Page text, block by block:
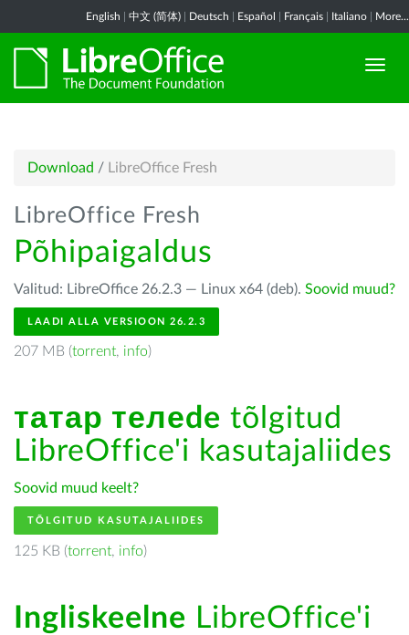
English 中文 (简体) Deutsch Español Français Italiano More...
Download / LibreOffice Fresh
LibreOffice Fresh
Põhipaigaldus
Valitud: LibreOffice 26.2.3 — Linux x64 (deb). Soovid muud?
LAADI ALLA VERSIOON 26.2.3
207 MB (torrent, info)
татар телеde tõlgitud
LibreOffice'i kasutajaliides
Soovid muud keelt?
TÕLGITUD KASUTAJALIIDES
125 KB (torrent, info)
Ingliskeelne LibreOffice'i